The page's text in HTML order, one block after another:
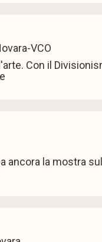
VCO
Con il
ancora la mostra sul